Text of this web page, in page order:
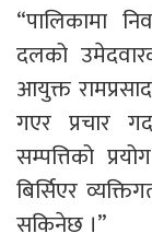
“पालिकामा
दलको
आयुक्त
गएर प्रचार
सम्पत्तिको
बिर्सिएर
सकिनेछ ।”